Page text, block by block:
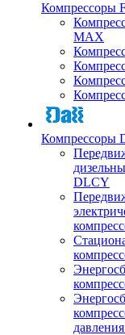
Компрессоры
MAX
Компрессоры
DLCY